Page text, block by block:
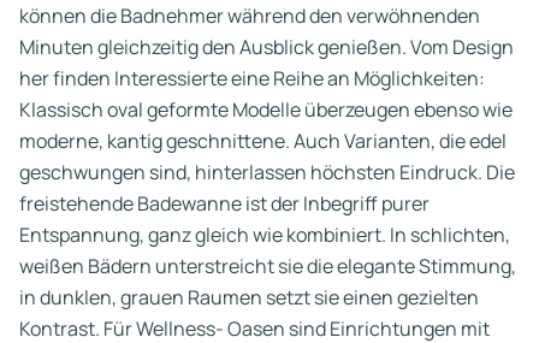
können die Badnehmer während den verwöhnenden
Minuten gleichzeitig den Ausblick genießen. Vom Design
her finden Interessierte eine Reihe an Möglichkeiten:
Klassisch oval geformte Modelle überzeugen ebenso wie
moderne, kantig geschnittene. Auch Varianten, die edel
geschwungen sind, hinterlassen höchsten Eindruck. Die
freistehende Badewanne ist der Inbegriff purer
Entspannung, ganz gleich wie kombiniert. In schlichten,
weißen Bädern unterstreicht sie die elegante Stimmung,
in dunklen, grauen Raumen setzt sie einen gezielten
Kontrast. Für Wellness- Oasen sind Einrichtungen mit